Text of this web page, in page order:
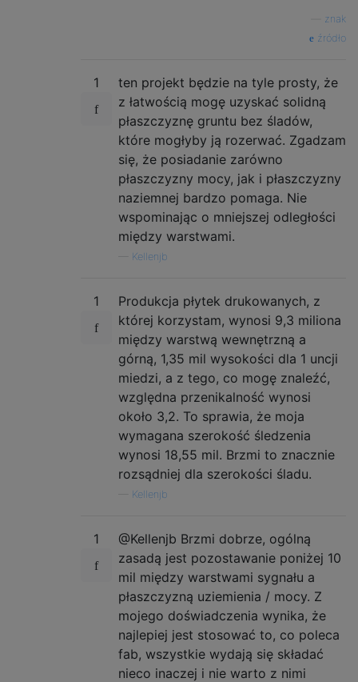
znak
źródło
1
ten projekt będzie na tyle prosty, że
z łatwością mogę uzyskać solidną
płaszczyznę gruntu bez śladów,
które mogłyby ją rozerwać. Zgadzam
się, że posiadanie zarówno
płaszczyzny mocy, jak i płaszczyzny
naziemnej bardzo pomaga. Nie
wspominając o mniejszej odległości
między warstwami.
Kellenjb
1
Produkcja płytek drukowanych, z
której korzystam, wynosi 9,3 miliona
między warstwą wewnętrzną a
górną, 1,35 mil wysokości dla 1 uncji
miedzi, a z tego, co mogę znaleźć,
względna przenikalność wynosi
około 3,2. To sprawia, że ​​moja
wymagana szerokość śledzenia
wynosi 18,55 mil. Brzmi to znacznie
rozsądniej dla szerokości śladu.
Kellenjb
1
@Kellenjb Brzmi dobrze, ogólną
zasadą jest pozostawanie poniżej 10
mil między warstwami sygnału a
płaszczyzną uziemienia / mocy. Z
mojego doświadczenia wynika, że ​​
najlepiej jest stosować to, co poleca
fab, wszystkie wydają się składać
nieco inaczej i nie warto z nimi